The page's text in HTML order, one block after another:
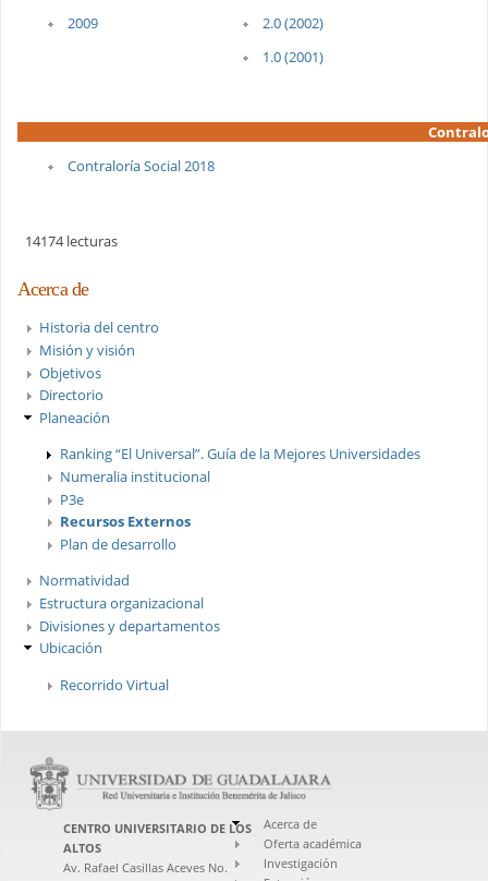
2009
2.0 (2002)
1.0 (2001)
Contraloría Social 2018
14174 lecturas
Acerca de
Historia del centro
Misión y visión
Objetivos
Directorio
Planeación
Ranking “El Universal”. Guía de la Mejores Universidades
Numeralia institucional
P3e
Recursos Externos
Plan de desarrollo
Normatividad
Estructura organizacional
Divisiones y departamentos
Ubicación
Recorrido Virtual
CENTRO UNIVERSITARIO DE LOS
ALTOS
Av. Rafael Casillas Aceves No.
Acerca de
Oferta académica
Investigación